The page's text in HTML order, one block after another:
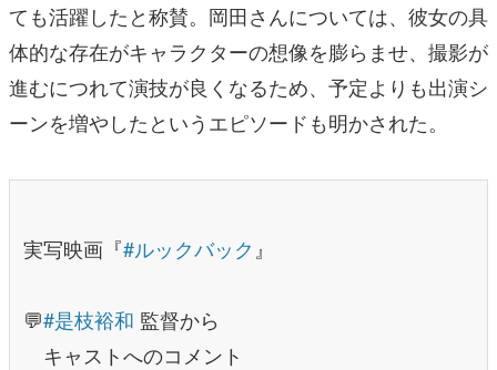
ても活躍したと称賛。岡田さんについては、彼女の具
体的な存在がキャラクターの想像を膨らませ、撮影が
進むにつれて演技が良くなるため、予定よりも出演シ
ーンを増やしたというエピソードも明かされた。
実写映画『#ルックバック 』
💬#是枝裕和 監督から
キャストへのコメント